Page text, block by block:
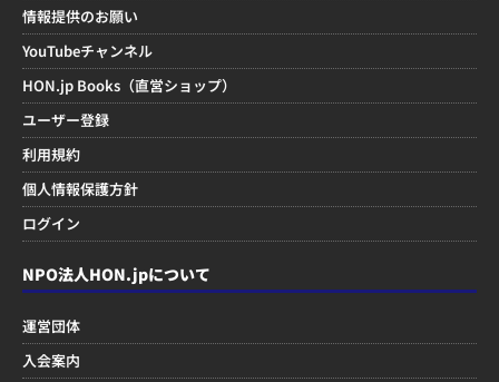
情報提供のお願い
YouTubeチャンネル
HON.jp Books（直営ショップ）
ユーザー登録
利用規約
個人情報保護方針
ログイン
NPO法人HON.jpについて
運営団体
入会案内